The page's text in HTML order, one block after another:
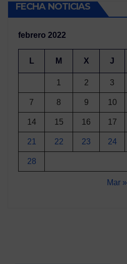
FECHA NOTICIAS
febrero 2022
L M X J
1 2 3
7 8 9 10
14 15 16 17
21 22 23 24
28
Mar »